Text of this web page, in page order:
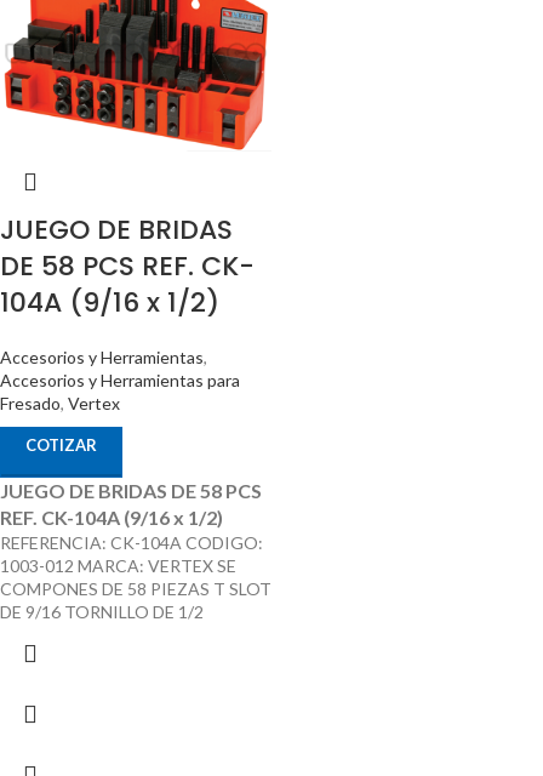
JUEGO DE BRIDAS
DE 58 PCS REF. CK-
104A (9/16 x 1/2)
Accesorios y Herramientas,
Accesorios y Herramientas para
Fresado, Vertex
COTIZAR
JUEGO DE BRIDAS DE 58 PCS
REF. CK-104A (9/16 x 1/2)
REFERENCIA: CK-104A CODIGO:
1003-012 MARCA: VERTEX SE
COMPONES DE 58 PIEZAS T SLOT
DE 9/16 TORNILLO DE 1/2